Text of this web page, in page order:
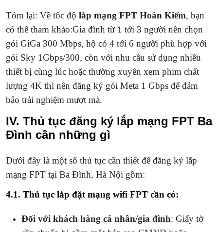
Tóm lại: Về tốc độ lắp mạng FPT Hoàn Kiếm, bạn
có thể tham khảo:Gia đình từ 1 tới 3 người nên chọn
gói GiGa 300 Mbps, hộ có 4 tới 6 người phù hợp với
gói Sky 1Gbps/300, còn với nhu cầu sử dụng nhiều
thiết bị cùng lúc hoặc thường xuyên xem phim chất
lượng 4K thì nên đăng ký gói Meta 1 Gbps để đảm
bảo trải nghiệm mượt mà.
IV. Thủ tục đăng ký lắp mạng FPT Ba
Đình cần những gì
Dưới đây là một số thủ tục cần thiết để đăng ký lắp
mạng FPT tại Ba Đình, Hà Nội gồm:
4.1. Thủ tục lắp đặt mạng wifi FPT cần có:
Đối với khách hàng cá nhân/gia đình: Giấy tờ